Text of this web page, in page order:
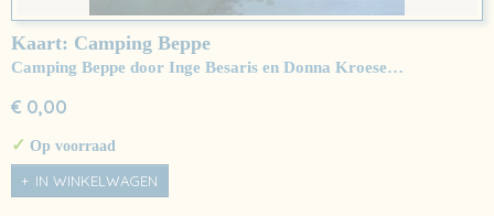
Kaart: Camping Beppe
Camping Beppe door Inge Besaris en Donna Kroese…
€ 0,00
✓ Op voorraad
IN WINKELWAGEN